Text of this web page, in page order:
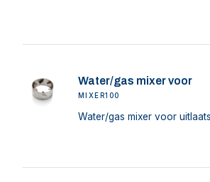
Water/gas mixer voor
MIXER100
Water/gas mixer voor